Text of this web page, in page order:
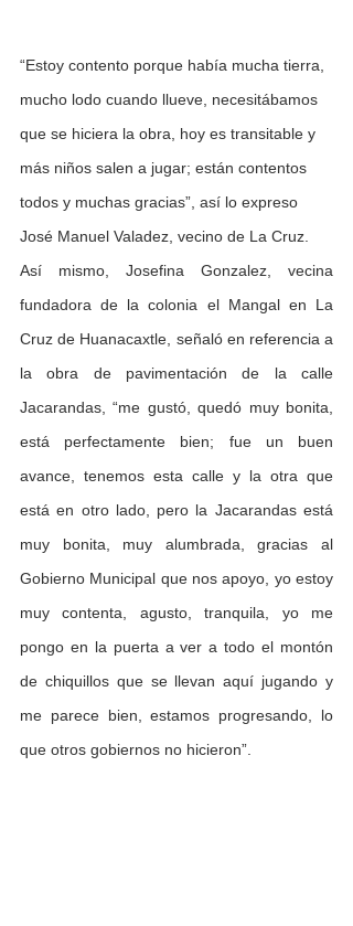
“Estoy contento porque había mucha tierra,
mucho lodo cuando llueve, necesitábamos
que se hiciera la obra, hoy es transitable y
más niños salen a jugar; están contentos
todos y muchas gracias”, así lo expreso
José Manuel Valadez, vecino de La Cruz.
Así mismo, Josefina Gonzalez, vecina
fundadora de la colonia el Mangal en La
Cruz de Huanacaxtle, señaló en referencia a
la obra de pavimentación de la calle
Jacarandas, “me gustó, quedó muy bonita,
está perfectamente bien; fue un buen
avance, tenemos esta calle y la otra que
está en otro lado, pero la Jacarandas está
muy bonita, muy alumbrada, gracias al
Gobierno Municipal que nos apoyo, yo estoy
muy contenta, agusto, tranquila, yo me
pongo en la puerta a ver a todo el montón
de chiquillos que se llevan aquí jugando y
me parece bien, estamos progresando, lo
que otros gobiernos no hicieron”.